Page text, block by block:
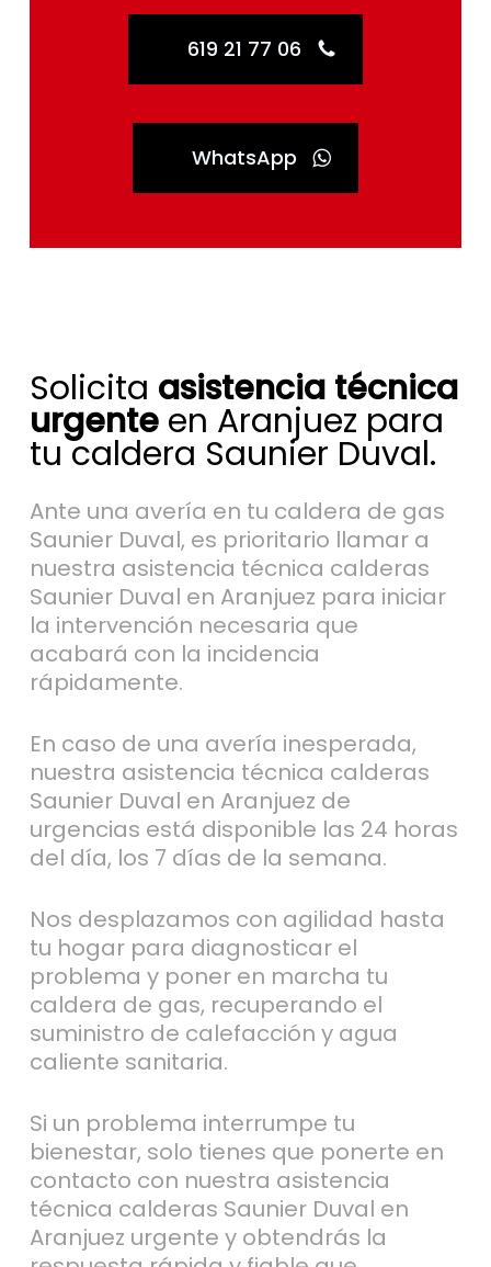
619 21 77 06
WhatsApp
Solicita asistencia técnica
urgenteen Aranjuez para
tu caldera Saunier Duval.
Ante una avería en tu caldera de gas
Saunier Duval, es prioritario llamar a
nuestra asistencia técnica calderas
Saunier Duval en Aranjuez para iniciar
la intervención necesaria que
acabará con la incidencia
rápidamente.
En caso de una avería inesperada,
nuestra asistencia técnica calderas
Saunier Duval en Aranjuez de
urgencias está disponible las 24 horas
del día, los 7 días de la semana.
Nos desplazamos con agilidad hasta
tu hogar para diagnosticar el
problema y poner en marcha tu
caldera de gas, recuperando el
suministro de calefacción y agua
caliente sanitaria.
Si un problema interrumpe tu
bienestar, solo tienes que ponerte en
contacto con nuestra asistencia
técnica calderas Saunier Duval en
Aranjuez urgente y obtendrás la